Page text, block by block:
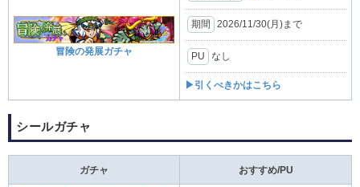
冒険の発展ガチャ
期間 2026/11/30(月)まで
PU なし
▶引くべきかはこちら
シールガチャ
ガチャ おすすめ/PU